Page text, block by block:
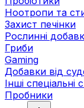
Ноотропи та
Захист печінки
Рослинні
Гриби
Gaming
Добавки від
Інші
Пробники